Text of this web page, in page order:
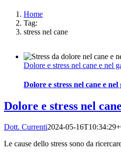
Home
Tag:
stress nel cane
Dolore e stress nel cane e nel
Dolore e stress nel cane e
Dolore e stress nel
Dott. Currenti2024-05-
Le cause dello stress sono da